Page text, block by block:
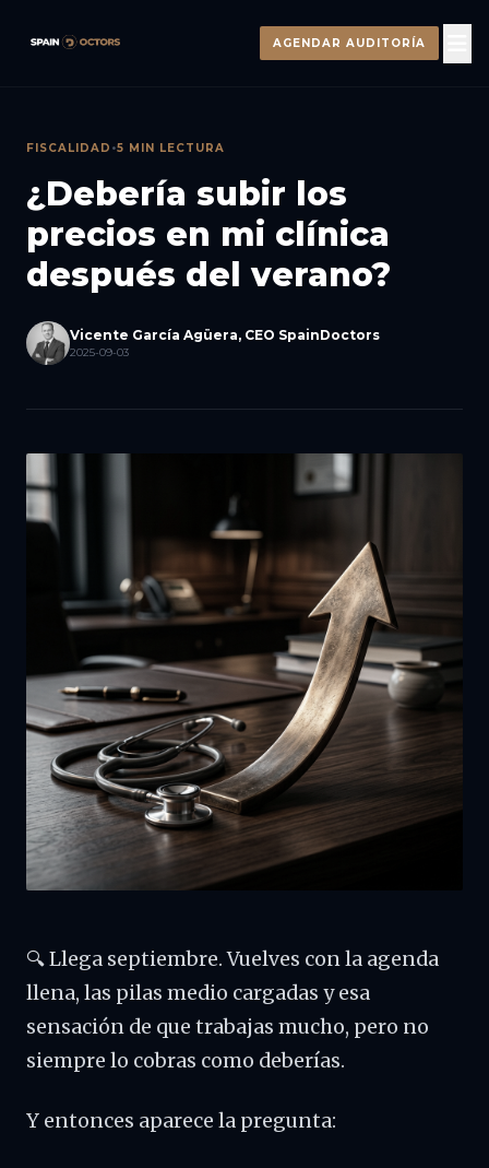
AGENDAR AUDITORÍA
FISCALIDAD •5 MIN LECTURA
¿Debería subir los
precios en mi clínica
después del verano?
Vicente García Agüera, CEO SpainDoctors
2025-09-03
🔍 Llega septiembre. Vuelves con la agenda
llena, las pilas medio cargadas y esa
sensación de que trabajas mucho, pero no
siempre lo cobras como deberías.
Y entonces aparece la pregunta: